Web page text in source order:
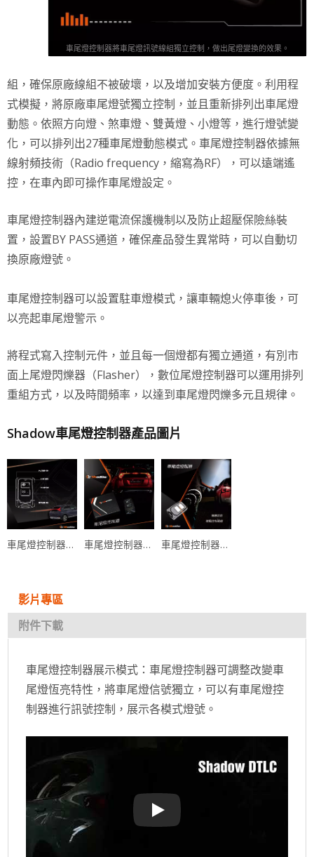
車尾燈控制器將車尾燈訊號線組獨立控制，做出尾燈變換的效果。
組，確保原廠線組不被破壞，以及增加安裝方便度。利用程
式模擬，將原廠車尾燈號獨立控制，並且重新排列出車尾燈
動態。依照方向燈、煞車燈、雙黃燈、小燈等，進行燈號變
化，可以排列出27種車尾燈動態模式。車尾燈控制器依據無
線射頻技術（Radio frequency，縮寫為RF），可以遠端遙
控，在車內即可操作車尾燈設定。
車尾燈控制器內建逆電流保護機制以及防止超壓保險絲裝
置，設置BY PASS通道，確保產品發生異常時，可以自動切
換原廠燈號。
車尾燈控制器可以設置駐車燈模式，讓車輛熄火停車後，可
以亮起車尾燈警示。
將程式寫入控制元件，並且每一個燈都有獨立通道，有別市
面上尾燈閃爍器（Flasher），數位尾燈控制器可以運用排列
重組方式，以及時間頻率，以達到車尾燈閃爍多元且規律。
Shadow車尾燈控制器產品圖片
車尾燈控制器可以排列出27種車尾燈動態模式 車尾燈控制器無線射頻技術，可以遠端遙控 車尾燈控制器內建逆電流保護機制以及防止超壓保險絲裝置
影片專區
附件下載
車尾燈控制器展示模式：車尾燈控制器可調整改變車
尾燈恆亮特性，將車尾燈信號獨立，可以有車尾燈控
制器進行訊號控制，展示各模式燈號。
車尾燈控制器展示模式：車尾燈控